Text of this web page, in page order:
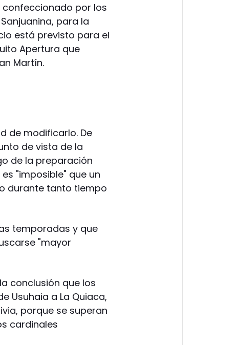
por los
para la
está previsto para el
Apertura que
Martín.
de modificarlo. De
de vista de la
de la preparación
"imposible" que un
durante tanto tiempo
temporadas y que
"mayor
conclusión que los
Usuhaia a La Quiaca,
porque se superan
cardinales